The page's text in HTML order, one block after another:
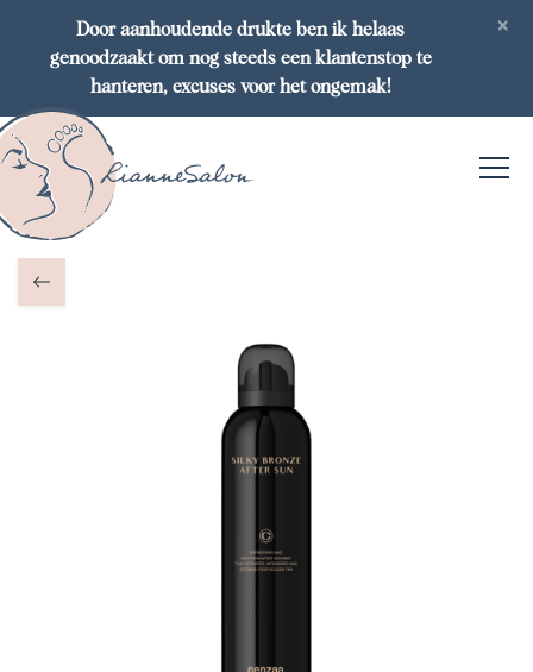
×
Door aanhoudende drukte ben ik helaas
genoodzaakt om nog steeds een klantenstop te
hanteren, excuses voor het ongemak!